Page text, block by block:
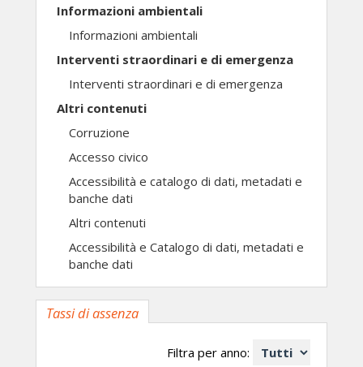
Informazioni ambientali
Informazioni ambientali
Interventi straordinari e di emergenza
Interventi straordinari e di emergenza
Altri contenuti
Corruzione
Accesso civico
Accessibilità e catalogo di dati, metadati e
banche dati
Altri contenuti
Accessibilità e Catalogo di dati, metadati e
banche dati
Tassi di assenza
Filtra per anno: